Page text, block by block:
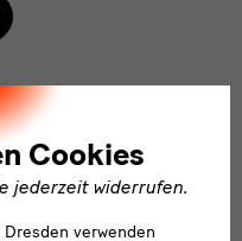
Cookies
jederzeit widerrufen.
verwenden
SKD
Blog